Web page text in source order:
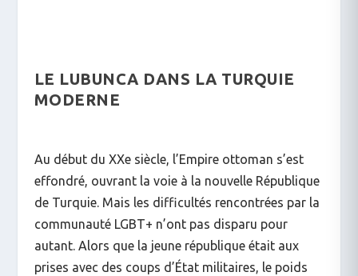
LE LUBUNCA DANS LA TURQUIE
MODERNE
Au début du XXesiècle, l’Empire ottoman s’est
effondré, ouvrant la voie à la nouvelle République
de Turquie. Mais les difficultés rencontrées par la
communauté LGBT+ n’ont pas disparu pour
autant. Alors que la jeune république était aux
prises avec des coups d’État militaires, le poids